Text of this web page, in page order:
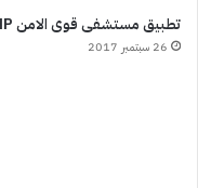
تطبيق مستشفى قوى الامن SFHP
26 سبتمبر 2017